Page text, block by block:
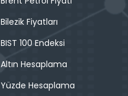
Bilezik Fiyatları
BIST 100 Endeksi
Altın Hesaplama
Yüzde Hesaplama